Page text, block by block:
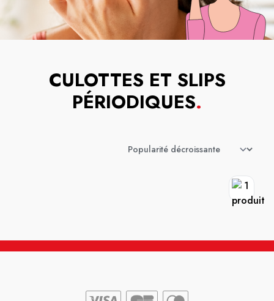
CULOTTES ET SLIPS
PÉRIODIQUES.